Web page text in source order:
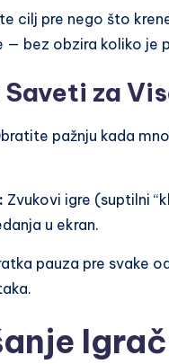
cilj pre nego što
— bez obzira koliko je
za
pažnju kada
Zvukovi igre (suptilni
u ekran.
pauza pre svake